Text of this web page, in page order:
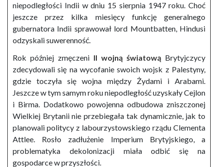
niepodległości Indii w dniu 15 sierpnia 1947 roku. Choć
jeszcze przez kilka miesięcy funkcję generalnego
gubernatora Indii sprawował lord Mountbatten, Hindusi
odzyskali suwerenność.
Rok później zmęczeni II wojną światową Brytyjczycy
zdecydowali się na wycofanie swoich wojsk z Palestyny,
gdzie toczyła się wojna między Żydami i Arabami.
Jeszcze w tym samym roku niepodległość uzyskały Cejlon
i Birma. Dodatkowo powojenna odbudowa zniszczonej
Wielkiej Brytanii nie przebiegała tak dynamicznie, jak to
planowali politycy z labourzystowskiego rządu Clementa
Attlee. Rosło zadłużenie Imperium Brytyjskiego, a
problematyka dekolonizacji miała odbić się na
gospodarce w przyszłości.